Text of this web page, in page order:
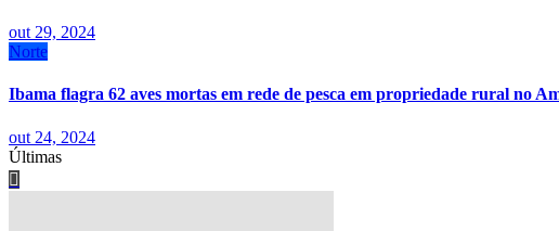
out 29, 2024
Norte
Ibama flagra 62 aves mortas em rede de pesca em propriedade rural no
out 24, 2024
Últimas